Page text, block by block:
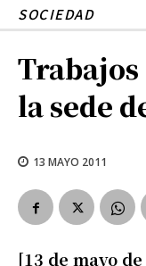
SOCIEDAD
la sede
13 MAYO 2011
[13 de mayo